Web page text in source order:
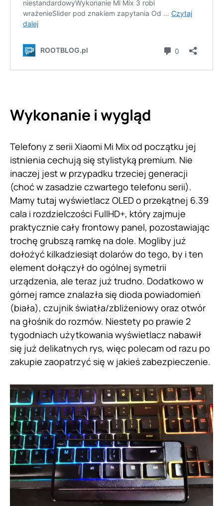
Wykonanie i wygląd
Telefony z serii Xiaomi Mi Mix od początku jej
istnienia cechują się stylistyką premium. Nie
inaczej jest w przypadku trzeciej generacji
(choć w zasadzie czwartego telefonu serii).
Mamy tutaj wyświetlacz OLED o przekątnej 6.39
cala i rozdzielczości FullHD+, który zajmuje
praktycznie cały frontowy panel, pozostawiając
trochę grubszą ramkę na dole. Mogliby już
dołożyć kilkadziesiąt dolarów do tego, by i ten
element dołączył do ogólnej symetrii
urządzenia, ale teraz już trudno. Dodatkowo w
górnej ramce znalazła się dioda powiadomień
(biała), czujnik światła/zbliżeniowy oraz otwór
na głośnik do rozmów. Niestety po prawie 2
tygodniach użytkowania wyświetlacz nabawił
się już delikatnych rys, więc polecam od razu po
zakupie zaopatrzyć się w jakieś zabezpieczenie.